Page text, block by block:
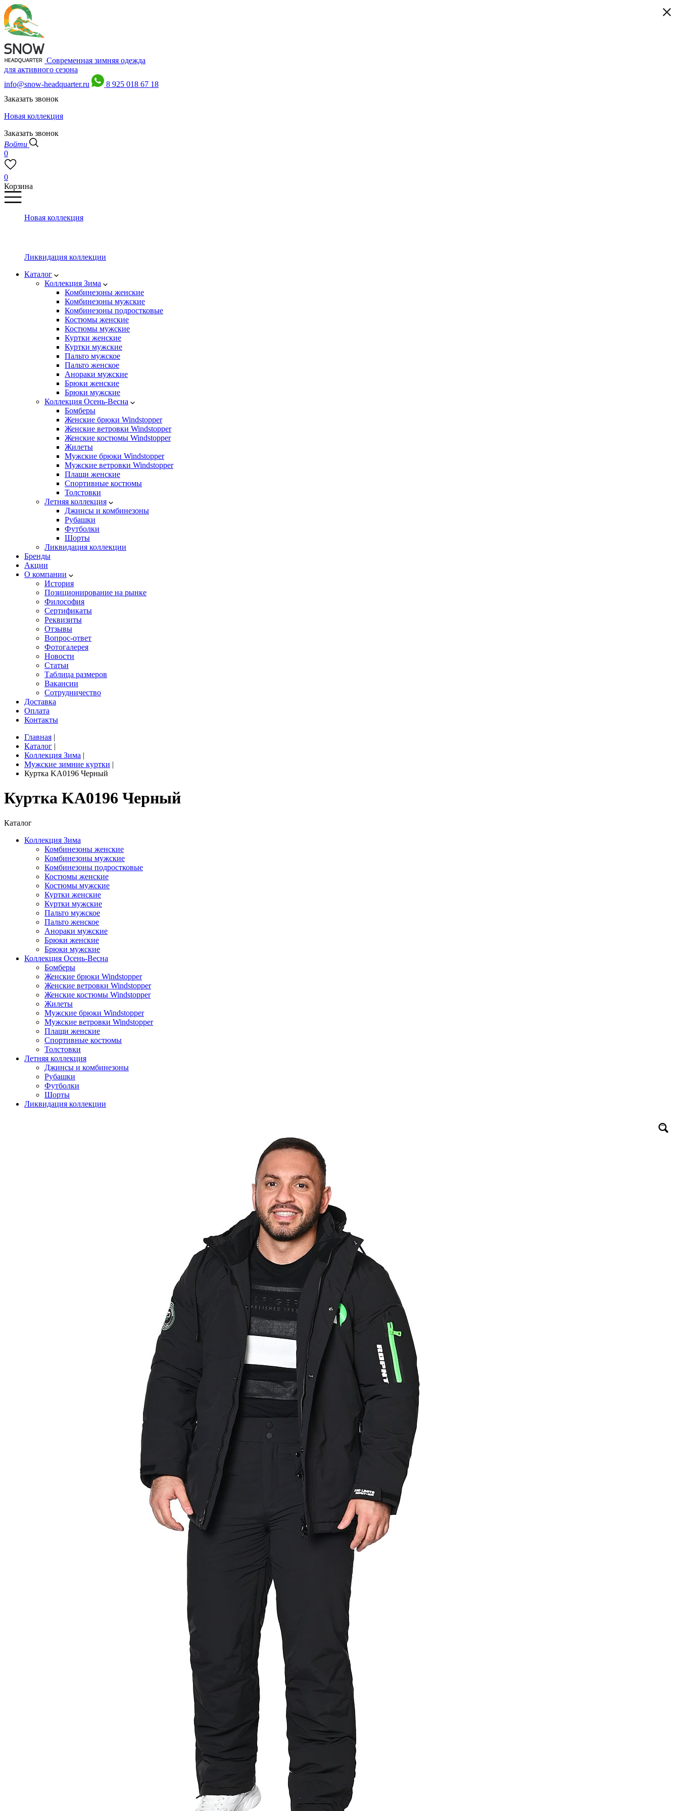
Современная зимняя одежда
для активного сезона
info@snow-headquarter.ru
8 925 018 67 18
Заказать звонок
Новая коллекция
Заказать звонок
Войти
0
0
Корзина
Новая коллекция
Ликвидация коллекции
Каталог
Коллекция Зима
Комбинезоны женские
Комбинезоны мужские
Комбинезоны подростковые
Костюмы женские
Костюмы мужские
Куртки женские
Куртки мужские
Пальто мужское
Пальто женское
Анораки мужские
Брюки женские
Брюки мужские
Коллекция Осень-Весна
Бомберы
Женские брюки Windstopper
Женские ветровки Windstopper
Женские костюмы Windstopper
Жилеты
Мужские брюки Windstopper
Мужские ветровки Windstopper
Плащи женские
Спортивные костюмы
Толстовки
Летняя коллекция
Джинсы и комбинезоны
Рубашки
Футболки
Шорты
Ликвидация коллекции
Бренды
Акции
О компании
История
Позиционирование на рынке
Философия
Сертификаты
Реквизиты
Отзывы
Вопрос-ответ
Фотогалерея
Новости
Статьи
Таблица размеров
Вакансии
Сотрудничество
Доставка
Оплата
Контакты
Главная |
Каталог |
Коллекция Зима |
Мужские зимние куртки |
Куртка KA0196 Черный
Куртка KA0196 Черный
Каталог
Коллекция Зима
Комбинезоны женские
Комбинезоны мужские
Комбинезоны подростковые
Костюмы женские
Костюмы мужские
Куртки женские
Куртки мужские
Пальто мужское
Пальто женское
Анораки мужские
Брюки женские
Брюки мужские
Коллекция Осень-Весна
Бомберы
Женские брюки Windstopper
Женские ветровки Windstopper
Женские костюмы Windstopper
Жилеты
Мужские брюки Windstopper
Мужские ветровки Windstopper
Плащи женские
Спортивные костюмы
Толстовки
Летняя коллекция
Джинсы и комбинезоны
Рубашки
Футболки
Шорты
Ликвидация коллекции